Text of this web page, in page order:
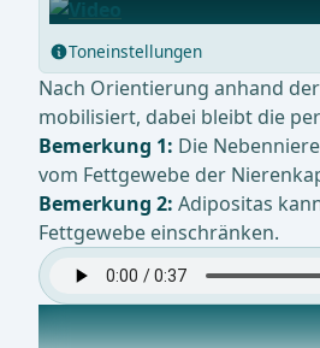
Toneinstellungen
Nach Orientierung anhand
mobilisiert, dabei bleibt die
Bemerkung 1: Die
vom Fettgewebe der
Bemerkung 2: Adipositas
Fettgewebe einschränken.
Inzision der Gerotaschen